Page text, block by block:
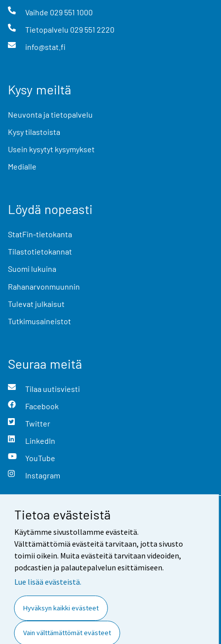
Tietoa evästeistä
Käytämme sivustollamme evästeitä.
Välttämättömiä evästeitä tarvitaan, jotta sivusto
toimii oikein. Muita evästeitä tarvitaan videoiden,
podcastien ja palautepalvelun esittämiseen.
Lue lisää evästeistä.
Hyväksyn kaikki evästeet
Vain välttämättömät evästeet
Vaihde 029 551 1000
Tietopalvelu 029 551 2220
info@stat.fi
Kysy meiltä
Neuvonta ja tietopalvelu
Kysy tilastoista
Usein kysytyt kysymykset
Medialle
Löydä nopeasti
StatFin-tietokanta
Tilastotietokannat
Suomi lukuina
Rahanarvonmuunnin
Tulevat julkaisut
Tutkimusaineistot
Seuraa meitä
Tilaa uutisviesti
Facebook
Twitter
LinkedIn
YouTube
Instagram
Yhteystiedot
Palaute
Käyttöehdot
Saavutettavuus
Tietoa sivustosta
Evästeasetukset